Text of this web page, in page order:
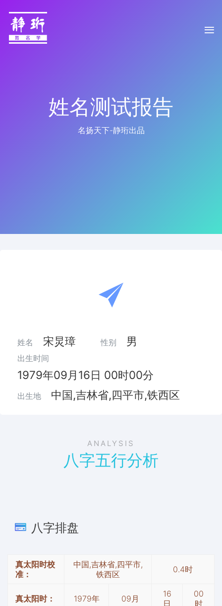
姓名测试报告
名扬天下-静珩出品
姓名 宋炅璋 性别 男
出生时间
1979年09月16日 00时00分
出生地 中国,吉林省,四平市,铁西区
ANALYSIS
八字五行分析
八字排盘
真太阳时校
准：
中国,吉林省,四平市,
铁西区
0.4时
真太阳时： 1979年 09月
16
日
00
时